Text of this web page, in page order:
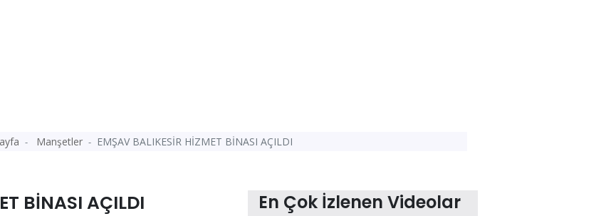
Manşetler EMŞAV BALIKESİR HİZMET BİNASI AÇILDI
BİNASI AÇILDI En Çok İzlenen Videolar